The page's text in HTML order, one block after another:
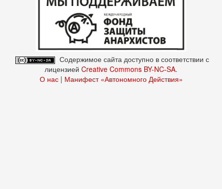
Содержимое сайта доступно в соответствии с
лицензией Creative Commons BY-NC-SA.
О нас| Манифест «Автономного Действия»